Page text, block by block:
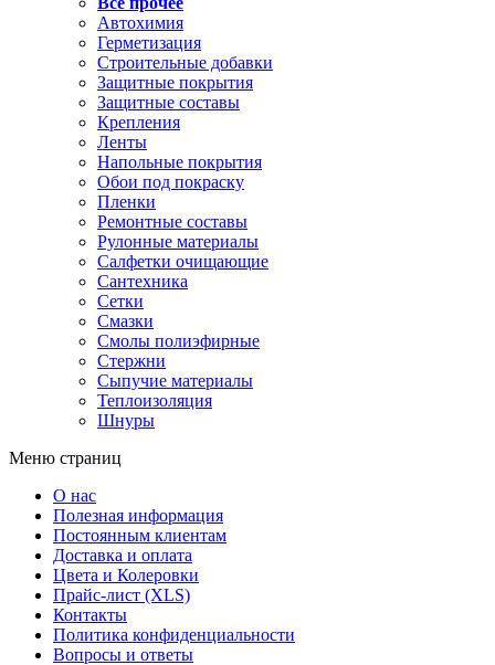
Автохимия
Герметизация
Строительные добавки
Защитные покрытия
Защитные составы
Крепления
Ленты
Напольные покрытия
Обои под покраску
Пленки
Ремонтные составы
Рулонные материалы
Салфетки очищающие
Сантехника
Сетки
Смазки
Смолы полиэфирные
Стержни
Сыпучие материалы
Теплоизоляция
Шнуры
Меню страниц
О нас
Полезная информация
Постоянным клиентам
Доставка и оплата
Цвета и Колеровки
Прайс-лист (XLS)
Контакты
Политика конфиденциальности
Вопросы и ответы